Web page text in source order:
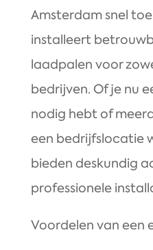
Amsterdam snel
installeert
laadpalen voor
bedrijven. Of je nu
nodig hebt of
een bedrijfslocatie
bieden deskundig
professionele
Voordelen van een